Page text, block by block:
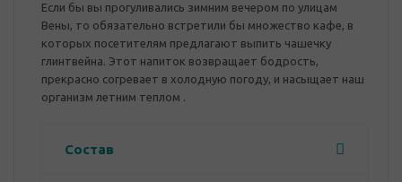
Если бы вы прогуливались зимним вечером по улицам
Вены, то обязательно встретили бы множество кафе, в
которых посетителям предлагают выпить чашечку
глинтвейна. Этот напиток возвращает бодрость,
прекрасно согревает в холодную погоду, и насыщает наш
организм летним теплом .
Состав